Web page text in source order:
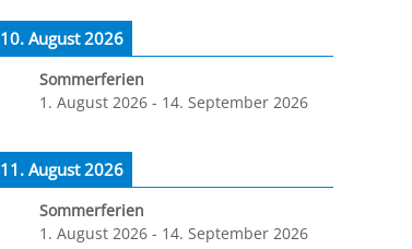
10. August 2026
Sommerferien
1. August 2026- 14. September 2026
11. August 2026
Sommerferien
1. August 2026- 14. September 2026